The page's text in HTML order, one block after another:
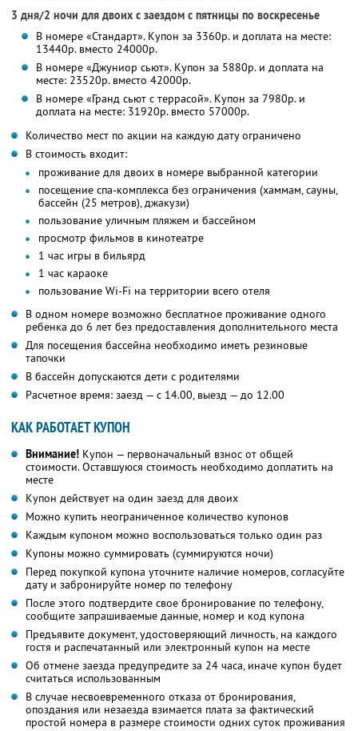
3 дня/2 ночи для двоих с заездом с пятницы по воскресенье
В номере «Стандарт». Купон за 3360р. и доплата на месте:
13440р. вместо 24000р.
В номере «Джуниор сьют». Купон за 5880р. и доплата на
месте: 23520р. вместо 42000р.
В номере «Гранд сьют с террасой». Купон за 7980р. и
доплата на месте: 31920р. вместо 57000р.
Количество мест по акции на каждую дату ограничено
В стоимость входит:
проживание для двоих в номере выбранной категории
посещение спа-комплекса без ограничения (хаммам, сауны,
бассейн (25 метров), джакузи)
пользование уличным пляжем и бассейном
просмотр фильмов в кинотеатре
1 час игры в бильярд
1 час караоке
пользование Wi-Fi на территории всего отеля
В одном номере возможно бесплатное проживание одного
ребенка до 6 лет без предоставления дополнительного места
Для посещения бассейна необходимо иметь резиновые
тапочки
В бассейн допускаются дети с родителями
Расчетное время: заезд — с 14.00, выезд — до 12.00
КАК РАБОТАЕТ КУПОН
Внимание! Купон — первоначальный взнос от общей
стоимости. Оставшуюся стоимость необходимо доплатить на
месте
Купон действует на один заезд для двоих
Можно купить неограниченное количество купонов
Каждым купоном можно воспользоваться только один раз
Купоны можно суммировать (суммируются ночи)
Перед покупкой купона уточните наличие номеров, согласуйте
дату и забронируйте номер по телефону
После этого подтвердите свое бронирование по телефону,
сообщите запрашиваемые данные, номер и код купона
Предъявите документ, удостоверяющий личность, на каждого
гостя и распечатанный или электронный купон на месте
Об отмене заезда предупредите за 24 часа, иначе купон будет
считаться использованным
В случае несвоевременного отказа от бронирования,
опоздания или незаезда взимается плата за фактический
простой номера в размере стоимости одних суток проживания